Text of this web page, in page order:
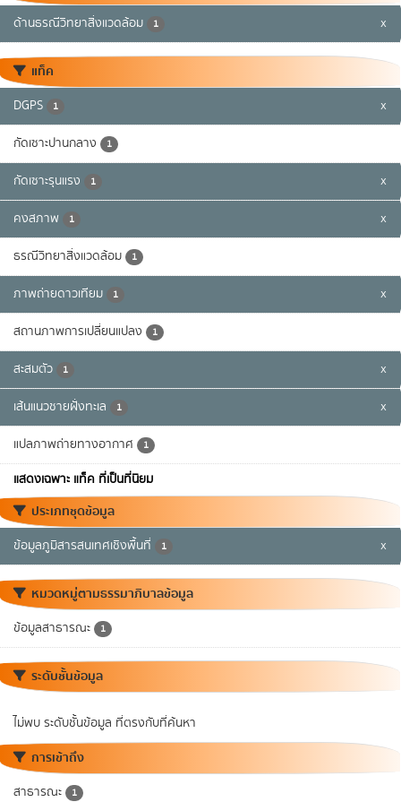
ด้านธรณีวิทยาสิ่งแวดล้อม 1 x
แท็ค
DGPS 1 x
กัดเซาะปานกลาง 1
กัดเซาะรุนแรง 1 x
คงสภาพ 1 x
ธรณีวิทยาสิ่งแวดล้อม 1
ภาพถ่ายดาวเทียม 1 x
สถานภาพการเปลี่ยนแปลง 1
สะสมตัว 1 x
เส้นแนวชายฝั่งทะเล 1 x
แปลภาพถ่ายทางอากาศ 1
แสดงเฉพาะ แท็ค ที่เป็นที่นิยม
ประเภทชุดข้อมูล
ข้อมูลภูมิสารสนเทศเชิงพื้นที่ 1 x
หมวดหมู่ตามธรรมาภิบาลข้อมูล
ข้อมูลสาธารณะ 1
ระดับชั้นข้อมูล
ไม่พบ ระดับชั้นข้อมูล ที่ตรงกับที่ค้นหา
การเข้าถึง
สาธารณะ 1